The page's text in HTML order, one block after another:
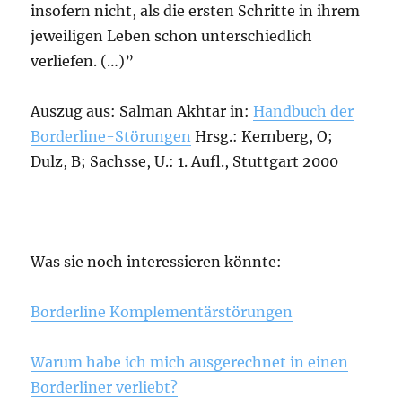
insofern nicht, als die ersten Schritte in ihrem
jeweiligen Leben schon unterschiedlich
verliefen. (…)”
Auszug aus: Salman Akhtar in: Handbuch der
Borderline-Störungen Hrsg.: Kernberg, O;
Dulz, B; Sachsse, U.: 1. Aufl., Stuttgart 2000
Was sie noch interessieren könnte:
Borderline Komplementärstörungen
Warum habe ich mich ausgerechnet in einen
Borderliner verliebt?